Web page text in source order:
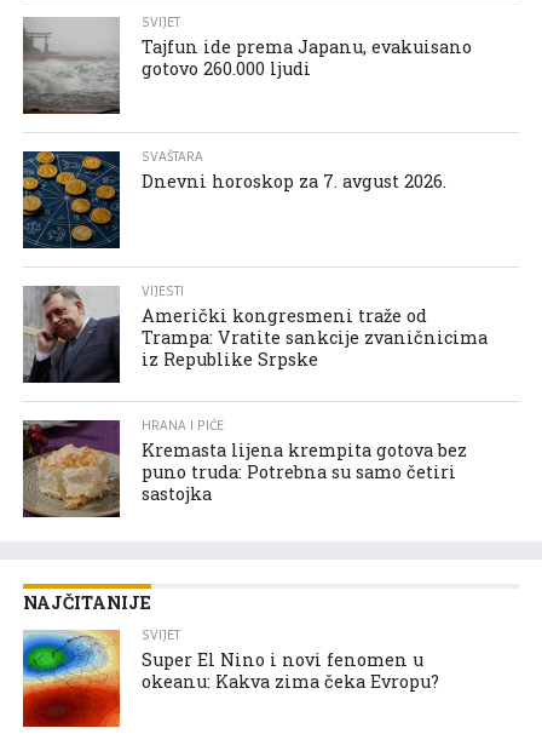
SVIJET
Tajfun ide prema Japanu, evakuisano
gotovo 260.000 ljudi
SVAŠTARA
Dnevni horoskop za 7. avgust 2026.
VIJESTI
Američki kongresmeni traže od
Trampa: Vratite sankcije zvaničnicima
iz Republike Srpske
HRANA I PIĆE
Kremasta lijena krempita gotova bez
puno truda: Potrebna su samo četiri
sastojka
NAJČITANIJE
SVIJET
Super El Nino i novi fenomen u
okeanu: Kakva zima čeka Evropu?